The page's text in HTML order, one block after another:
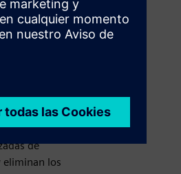
la
vista
de
eliminan los